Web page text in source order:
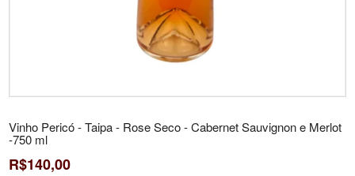
Vinho Pericó - Taipa - Rose Seco - Cabernet Sauvignon e Merlot
-750 ml
R$140,00